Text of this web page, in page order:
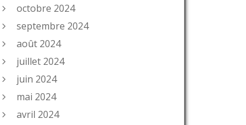
octobre 2024
septembre 2024
août 2024
juillet 2024
juin 2024
mai 2024
avril 2024